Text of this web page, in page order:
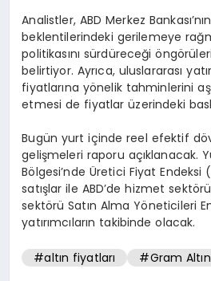
Analistler, ABD Merkez
beklentilerindeki gerilemeye
politikasını sürdüreceği
belirtiyor. Ayrıca, uluslararası
fiyatlarına yönelik tahminlerini
etmesi de fiyatlar üzerindeki
Bugün yurt içinde reel efektif
gelişmeleri raporu açıklanacak.
Bölgesi’nde Üretici Fiyat Endeksi
satışlar ile ABD’de hizmet
sektörü Satın Alma Yöneticileri
yatırımcıların takibinde olacak.
#altın fiyatları #Gram Altın